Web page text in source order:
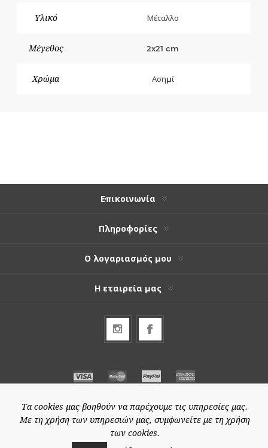
Υλικό Μέταλλο
Μέγεθος 2x21 cm
Χρώμα Ασημί
Επικοινωνία
Πληροφορίες
Ο λογαριασμός μου
Η εταιρεία μας
Τα cookies μας βοηθούν να παρέχουμε τις υπηρεσίες μας.
Με τη χρήση των υπηρεσιών μας, συμφωνείτε με τη χρήση
των cookies.